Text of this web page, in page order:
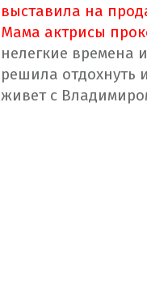
выставила на
Мама актрисы
нелегкие времена
решила отдохнуть
живет с